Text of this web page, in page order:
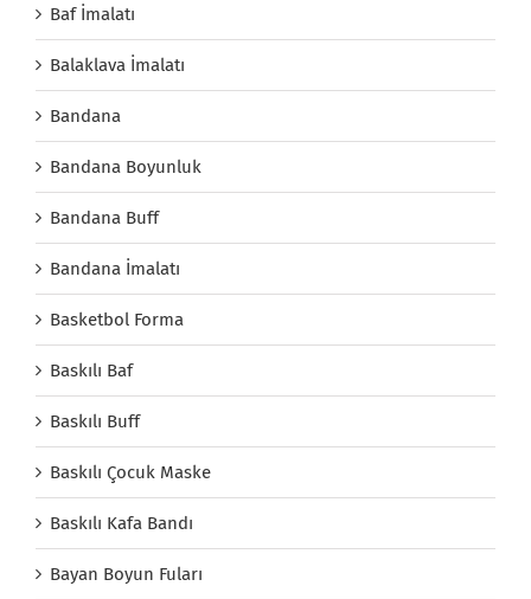
Baf İmalatı
Balaklava İmalatı
Bandana
Bandana Boyunluk
Bandana Buff
Bandana İmalatı
Basketbol Forma
Baskılı Baf
Baskılı Buff
Baskılı Çocuk Maske
Baskılı Kafa Bandı
Bayan Boyun Fuları